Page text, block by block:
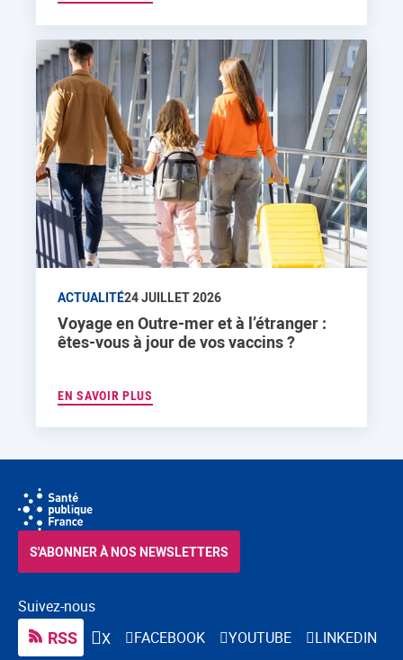
ACTUALITÉ24 JUILLET 2026
Voyage en Outre-mer et à l’étranger :
êtes-vous à jour de vos vaccins ?
EN SAVOIR PLUS
Suivez-nous
RSS X FACEBOOK YOUTUBE LINKEDIN
S'ABONNER À NOS NEWSLETTERS